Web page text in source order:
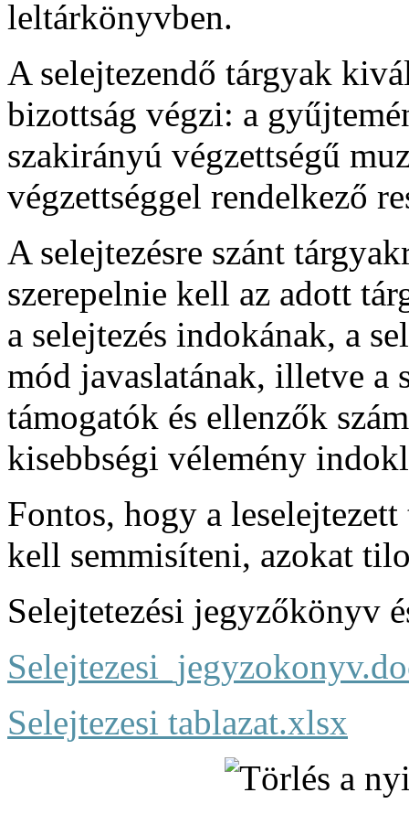
leltárkönyvben.
A selejtezendő tárgyak
bizottság végzi: a
szakirányú végzettségű
végzettséggel rendelkező
A selejtezésre szánt
szerepelnie kell az adott
a selejtezés indokának, a
mód javaslatának, illetve a
támogatók és ellenzők
kisebbségi vélemény
Fontos, hogy a
kell semmisíteni, azokat
Selejtetezési jegyzőkönyv
Selejtezesi tablazat.xlsx